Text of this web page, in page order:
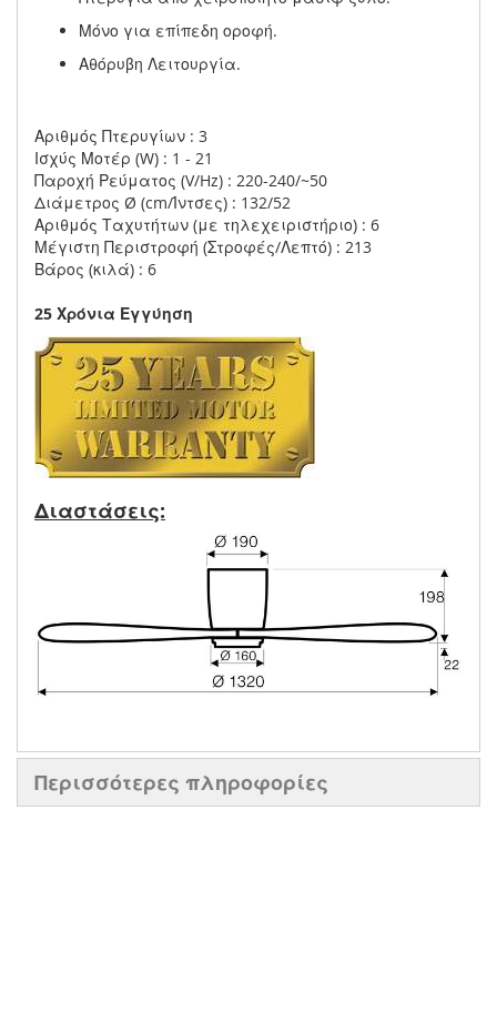
Μόνο για επίπεδη οροφή.
Αθόρυβη Λειτουργία.
Αριθμός Πτερυγίων : 3
Ισχύς Μοτέρ (W) : 1 - 21
Παροχή Ρεύματος (V/Hz) : 220-240/~50
Διάμετρος Ø (cm/Ίντσες) : 132/52
Αριθμός Ταχυτήτων (με τηλεχειριστήριο) : 6
Μέγιστη Περιστροφή (Στροφές/Λεπτό) : 213
Βάρος (κιλά) : 6
25 Χρόνια Εγγύηση
Διαστάσεις:
Περισσότερες πληροφορίες